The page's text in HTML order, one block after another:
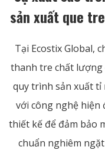
sản xuất que
Tại Ecostix Global,
thanh tre chất lượng
quy trình sản xuất
với công nghệ hiện
thiết kế để đảm bảo
chuẩn nghiêm